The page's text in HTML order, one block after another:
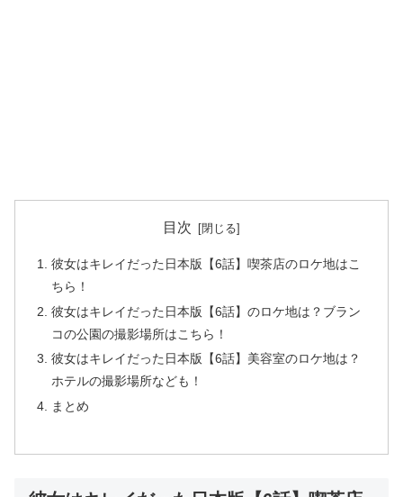
目次
彼女はキレイだった日本版【6話】喫茶店のロケ地はこ
ちら！
彼女はキレイだった日本版【6話】のロケ地は？ブラン
コの公園の撮影場所はこちら！
彼女はキレイだった日本版【6話】美容室のロケ地は？
ホテルの撮影場所なども！
まとめ